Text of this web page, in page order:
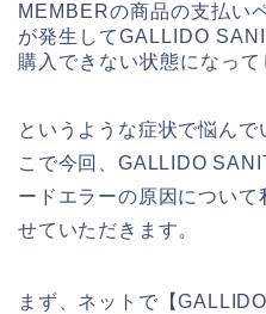
MEMBERの商品の支払い
が発生してGALLIDO
購入できない状態になって
というような症状で悩ん
こで今回、GALLIDO
ードエラーの原因について
せていただきます。
まず、ネットで【